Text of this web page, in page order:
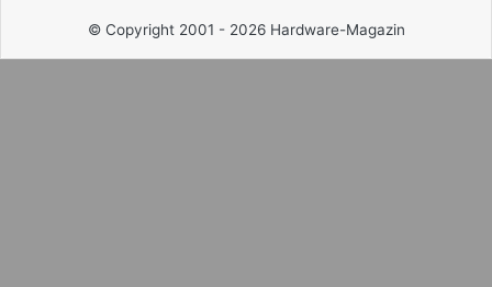
© Copyright 2001 - 2026 Hardware-Magazin